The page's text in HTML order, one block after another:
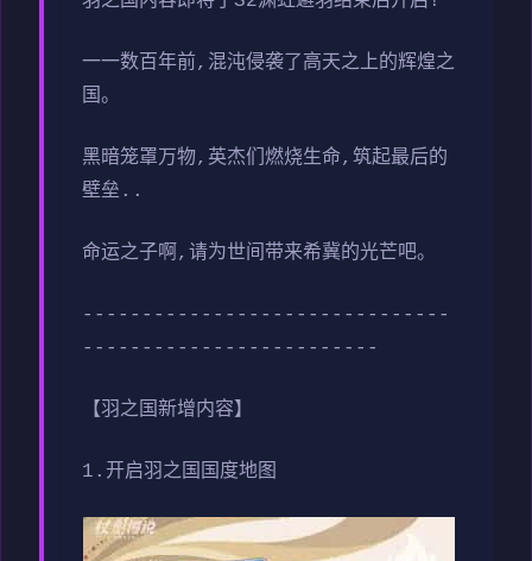
一一数百年前,混沌侵袭了高天之上的辉煌之
国。
黑暗笼罩万物,英杰们燃烧生命,筑起最后的
壁垒..
命运之子啊,请为世间带来希冀的光芒吧。
-------------------------------
-------------------------
【羽之国新增内容】
1.开启羽之国国度地图